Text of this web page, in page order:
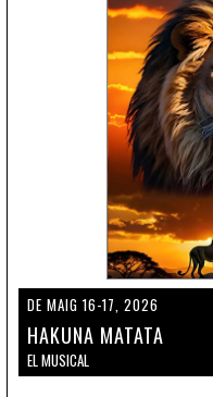
DE MAIG 16-17, 2026
HAKUNA MATATA
EL MUSICAL